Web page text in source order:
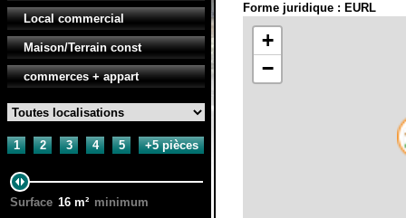
Local commercial
Maison/Terrain const
commerces + appart
1 2 3 4 5 +5 pièces
Surface 16 m² minimum
Forme juridique : EURL
+
−